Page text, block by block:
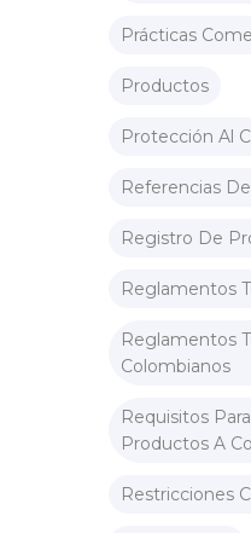
Prácticas
Productos
Protección Al
Referencias
Registro De
Reglamentos
Reglamentos
Colombianos
Requisitos
Productos A
Restricciones